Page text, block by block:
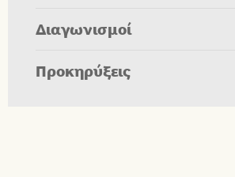
Διαγωνισμοί
Προκηρύξεις